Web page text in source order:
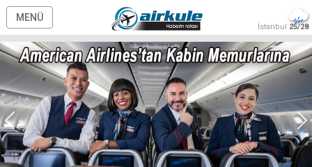
MENÜ
İstanbul 25/28